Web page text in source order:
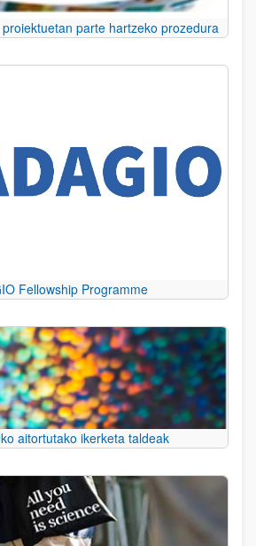
parte hartzeko prozedura
Fellowship Programme
aitortutako ikerketa taldeak